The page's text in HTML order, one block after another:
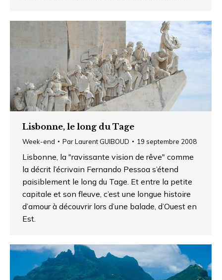
Lisbonne, le long du Tage
Week-end ParLaurent GUIBOUD 19 septembre 2008
Lisbonne, la "ravissante vision de rêve" comme
la décrit l’écrivain Fernando Pessoa s’étend
paisiblement le long du Tage. Et entre la petite
capitale et son fleuve, c’est une longue histoire
d’amour à découvrir lors d’une balade, d’Ouest en
Est.